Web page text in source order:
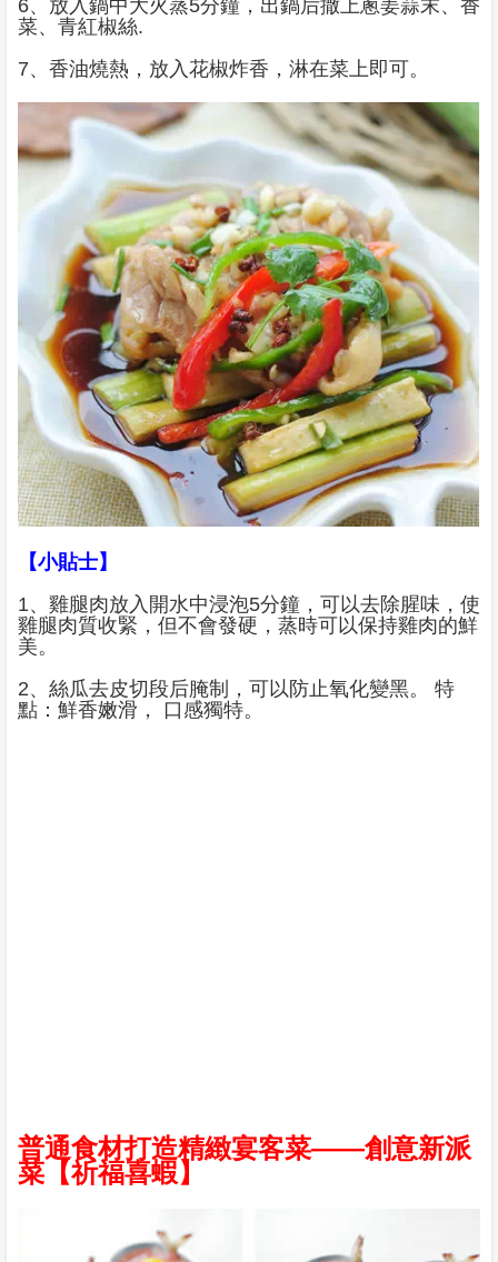
6、放入鍋中大火蒸5分鐘，出鍋后撒上蔥姜蒜末、香
菜、青紅椒絲.
7、香油燒熱，放入花椒炸香，淋在菜上即可。
【小貼士】
1、雞腿肉放入開水中浸泡5分鐘，可以去除腥味，使
雞腿肉質收緊，但不會發硬，蒸時可以保持雞肉的鮮
美。
2、絲瓜去皮切段后腌制，可以防止氧化變黑。 特
點：鮮香嫩滑， 口感獨特。
普通食材打造精緻宴客菜——創意新派
菜【祈福喜蝦】